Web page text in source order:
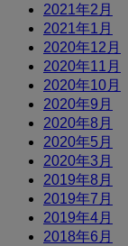
2021年2月
2021年1月
2020年12月
2020年11月
2020年10月
2020年9月
2020年8月
2020年5月
2020年3月
2019年8月
2019年7月
2019年4月
2018年6月